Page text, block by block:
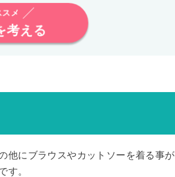
メ
考える
他にブラウスやカットソーを着る事が
す。